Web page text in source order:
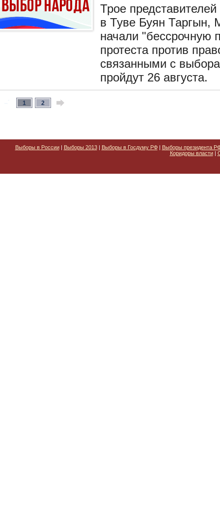
Трое
в Туве Буян Таргын,
начали "бессрочную
протеста против
связанными с
пройдут 26 августа.
1 2
Выборы в России| Выборы 2013| Выборы в Госдуму РФ| Выборы президента
Коридоры власти|